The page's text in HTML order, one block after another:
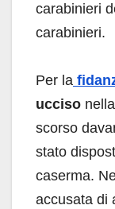
carabinieri
carabinieri.
Per la
ucciso
scorso
stato
caserma.
accusata di